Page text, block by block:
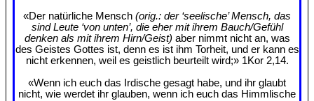
«Der natürliche Mensch (orig.: der ‘seelische’ Mensch, das
sind Leute ‘von unten’, die eher mit ihrem Bauch/Gefühl
denken als mit ihrem Hirn/Geist) aber nimmt nicht an, was
des Geistes Gottes ist, denn es ist ihm Torheit, und er kann es
nicht erkennen, weil es geistlich beurteilt wird;» 1Kor 2,14.
«Wenn ich euch das Irdische gesagt habe, und ihr glaubt
nicht, wie werdet ihr glauben, wenn ich euch das Himmlische